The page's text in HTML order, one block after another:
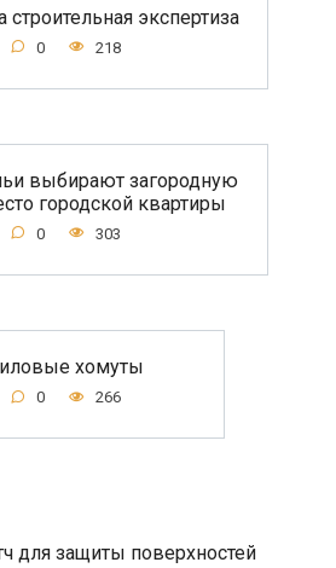
строительная экспертиза
0 218
выбирают загородную
городской квартиры
0 303
хомуты
0 266
для защиты поверхностей